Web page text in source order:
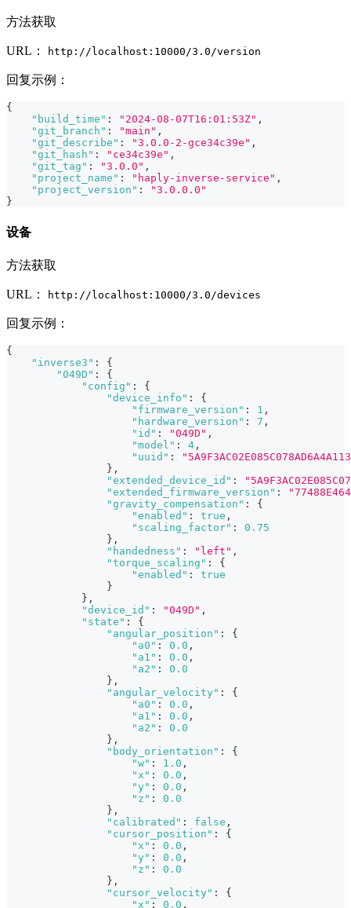
方法获取
URL： http://localhost:10000/3.0/version
回复示例：
{
"build_time" : "2024-08-07T16:01:53Z" ,
"git_branch" : "main" ,
"git_describe" : "3.0.0-2-gce34c39e" ,
"git_hash" : "ce34c39e" ,
"git_tag" : "3.0.0" ,
"project_name" : "haply-inverse-service" ,
"project_version" :
"3.0.0.0"
}
设备
方法获取
URL： http://localhost:10000/3.0/devices
回复示例：
{
"inverse3" :
{
"049D" :
{
"config" :
{
"device_info" :
{
"firmware_version" : 1 ,
"hardware_version" : 7 ,
"id" : "049D" ,
"model" : 4 ,
"uuid" :
} ,
"extended_device_id" :
"extended_firmware_version" :
"gravity_compensation" :
{
"enabled" : true ,
"scaling_factor" :
0.75
} ,
"handedness" : "left" ,
"torque_scaling" :
{
"enabled" :
true
}
} ,
"device_id" : "049D" ,
"state" :
{
"angular_position" :
{
"a0" : 0.0 ,
"a1" : 0.0 ,
"a2" :
0.0
} ,
"angular_velocity" :
{
"a0" : 0.0 ,
"a1" : 0.0 ,
"a2" :
0.0
} ,
"body_orientation" :
{
"w" : 1.0 ,
"x" : 0.0 ,
"y" : 0.0 ,
"z" :
0.0
} ,
"calibrated" : false ,
"cursor_position" :
{
"x" : 0.0 ,
"y" : 0.0 ,
"z" :
0.0
} ,
"cursor_velocity" :
{
"x" : 0.0 ,